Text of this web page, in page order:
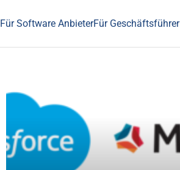
Für Software AnbieterFür Geschäftsführer